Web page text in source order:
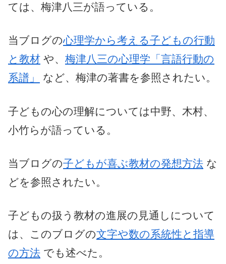
ては、梅津八三が語っている。
当ブログの心理学から考える子どもの行動
と教材 や、 梅津八三の心理学「言語行動の
系譜」
など、梅津の著書を参照されたい。
子どもの心の理解については中野、木村、
小竹らが語っている。
当ブログの子どもが喜ぶ教材の発想方法 な
どを参照されたい。
子どもの扱う教材の進展の見通しについて
は、このブログの文字や数の系統性と指導
の方法 でも述べた。